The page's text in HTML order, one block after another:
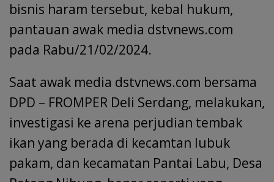
bisnis haram tersebut, kebal hukum,
pantauan awak media dstvnews.com
pada Rabu/21/02/2024.
Saat awak media dstvnews.com bersama
DPD – FROMPER Deli Serdang, melakukan,
investigasi ke arena perjudian tembak
ikan yang berada di kecamtan lubuk
pakam, dan kecamatan Pantai Labu, Desa